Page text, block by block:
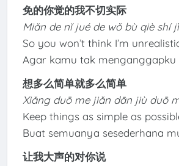
免的你觉的我不切实际
Miǎn de nǐ jué de wǒ bù qiè shí jì
So you won’t think I’m
Agar kamu tak menganggapku
想多么简单就多么简单
Xiǎng duō me jiǎn dān jiù duō
Keep things as simple as
Buat semuanya sesederhana
让我大声的对你说